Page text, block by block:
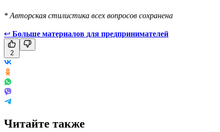
* Авторская стилистика всех вопросов сохранена
↩ Больше материалов для предпринимателей
2
Читайте также